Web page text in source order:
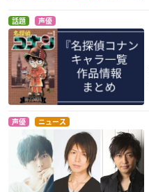
話題 声優
声優 ニュース